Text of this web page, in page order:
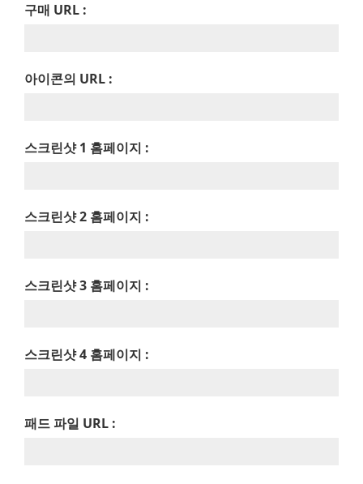
구매 URL :
아이콘의 URL :
스크린샷 1 홈페이지 :
스크린샷 2 홈페이지 :
스크린샷 3 홈페이지 :
스크린샷 4 홈페이지 :
패드 파일 URL :